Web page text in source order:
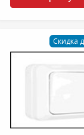
Скидка